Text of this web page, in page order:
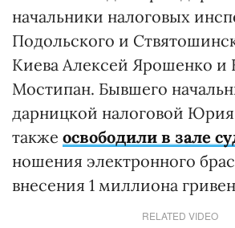
начальники налоговых
Подольского и
Киева Алексей Ярошенко
Мостипан. Бывшего
дарницкой налоговой
также освободили в зале
ношения электронного
внесения 1 миллиона
RELATED VIDEO